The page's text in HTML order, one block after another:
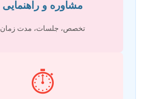
مشاوره و راهنمایی
تخصص، جلسات، مدت زمان
⏱️